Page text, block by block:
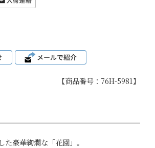
【商品番号：76H-5981】
た豪華絢爛な「花園」。